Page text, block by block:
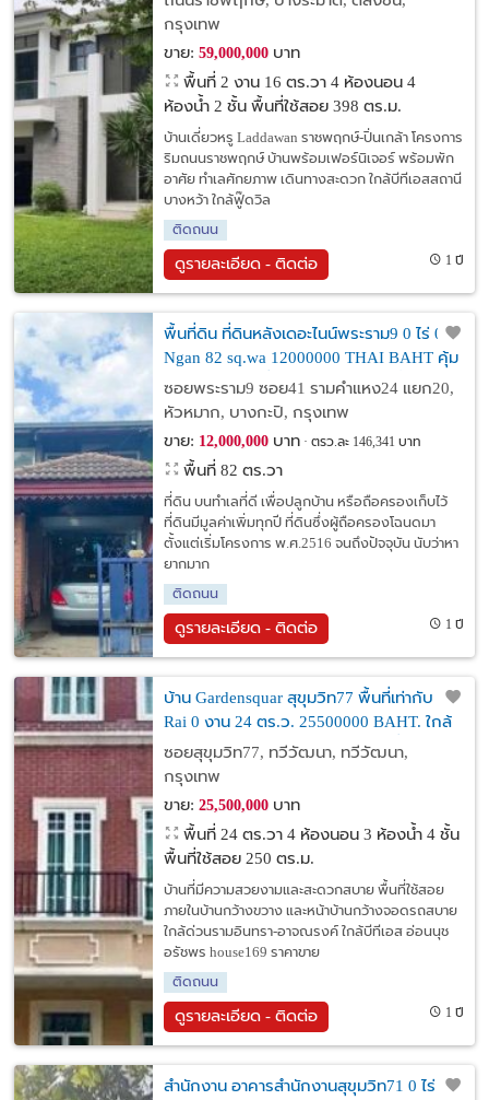
กรุงเทพ
ขาย: 59,000,000บาท
พื้นที่ 2 งาน 16 ตร.วา 4 ห้องนอน 4
ห้องน้ำ 2 ชั้น พื้นที่ใช้สอย 398 ตร.ม.
บ้านเดี่ยวหรู Laddawan ราชพฤกษ์-ปิ่นเกล้า โครงการ
ริมถนนราชพฤกษ์ บ้านพร้อมเฟอร์นิเจอร์ พร้อมพัก
อาศัย ทำเลศักยภาพ เดินทางสะดวก ใกล้บีทีเอสสถานี
บางหว้า ใกล้ฟู๊ดวิล
ติดถนน
ดูรายละเอียด - ติดต่อ 1 ปี
พื้นที่ดิน ที่ดินหลังเดอะไนน์พระราม9 0 ไร่ 0
Ngan 82 sq.wa 12000000 THAI BAHT คุ้ม
ยิ่งกว่าคุ้ม เป็นที่ดินเก่า ถือครองมาตั้งแต่
ปี2516 มือเดียว
ซอยพระราม9 ซอย41 รามคำแหง24 แยก20,
หัวหมาก, บางกะปิ, กรุงเทพ
ขาย: 12,000,000บาท ตรว.ละ 146,341 บาท
พื้นที่ 82 ตร.วา
ที่ดิน บนทำเลที่ดี เพื่อปลูกบ้าน หรือถือครองเก็บไว้
ที่ดินมีมูลค่าเพิ่มทุกปี ที่ดินซึ่งผู้ถือครองโฉนดมา
ตั้งแต่เริ่มโครงการ พ.ศ.2516 จนถึงปัจจุบัน นับว่าหา
ยากมาก
ติดถนน
ดูรายละเอียด - ติดต่อ 1 ปี
บ้าน Gardensquar สุขุมวิท77 พื้นที่เท่ากับ 0
Rai 0 งาน 24 ตร.ว. 25500000 BAHT. ใกล้
ด่วนรามอินทรา-อาจณรงค์ บีทีเอสอ่่อนนุช
ราคาถูกเหลือเชื่อ
ซอยสุขุมวิท77, ทวีวัฒนา, ทวีวัฒนา,
กรุงเทพ
ขาย: 25,500,000บาท
พื้นที่ 24 ตร.วา 4 ห้องนอน 3 ห้องน้ำ 4 ชั้น
พื้นที่ใช้สอย 250 ตร.ม.
บ้านที่มีความสวยงามและสะดวกสบาย พื้นที่ใช้สอย
ภายในบ้านกว้างขวาง และหน้าบ้านกว้างจอดรถสบาย
ใกล้ด่วนรามอินทรา-อาจณรงค์ ใกล้บีทีเอส อ่อนนุช
อรัชพร house169 ราคาขาย
ติดถนน
ดูรายละเอียด - ติดต่อ 1 ปี
สำนักงาน อาคารสำนักงานสุขุมวิท71 0 ไร่ 1